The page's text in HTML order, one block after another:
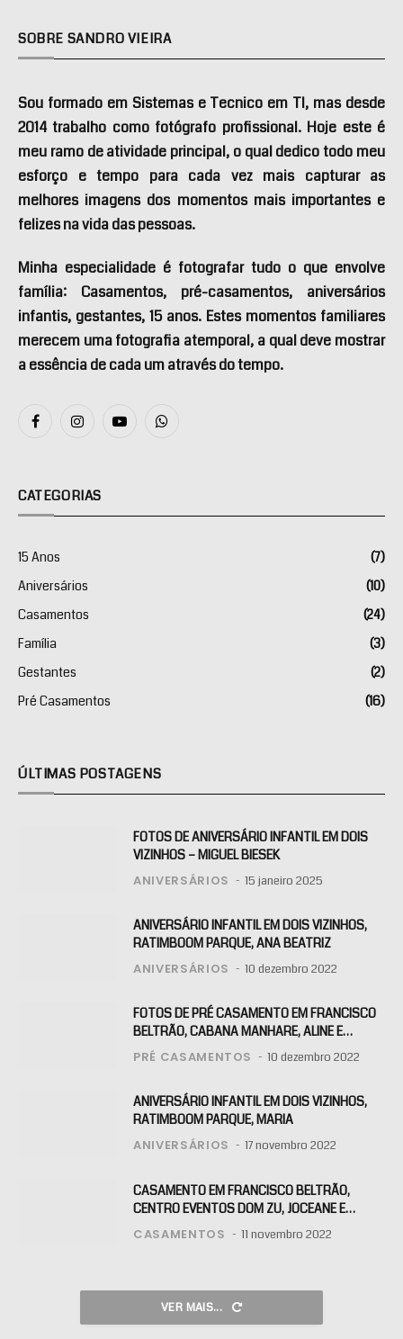
SOBRE SANDRO VIEIRA
Sou formado em Sistemas e Tecnico em TI, mas desde
2014 trabalho como fotógrafo profissional. Hoje este é
meu ramo de atividade principal, o qual dedico todo meu
esforço e tempo para cada vez mais capturar as
melhores imagens dos momentos mais importantes e
felizes na vida das pessoas.
Minha especialidade é fotografar tudo o que envolve
família: Casamentos, pré-casamentos, aniversários
infantis, gestantes, 15 anos. Estes momentos familiares
merecem uma fotografia atemporal, a qual deve mostrar
a essência de cada um através do tempo.
FacebookInstagramYouTubeWhatsApp
CATEGORIAS
15 Anos
(7)
Aniversários
(10)
Casamentos
(24)
Família
(3)
Gestantes
(2)
Pré Casamentos
(16)
ÚLTIMAS POSTAGENS
FOTOS DE ANIVERSÁRIO INFANTIL EM DOIS
VIZINHOS – MIGUEL BIESEK
ANIVERSÁRIOS 15 janeiro 2025
ANIVERSÁRIO INFANTIL EM DOIS VIZINHOS,
RATIMBOOM PARQUE, ANA BEATRIZ
ANIVERSÁRIOS 10 dezembro 2022
FOTOS DE PRÉ CASAMENTO EM FRANCISCO
BELTRÃO, CABANA MANHARE, ALINE E
KLAITON
PRÉ CASAMENTOS 10 dezembro 2022
ANIVERSÁRIO INFANTIL EM DOIS VIZINHOS,
RATIMBOOM PARQUE, MARIA
ANIVERSÁRIOS 17 novembro 2022
CASAMENTO EM FRANCISCO BELTRÃO,
CENTRO EVENTOS DOM ZU, JOCEANE E
RAFAEL
CASAMENTOS 11 novembro 2022
VER MAIS...